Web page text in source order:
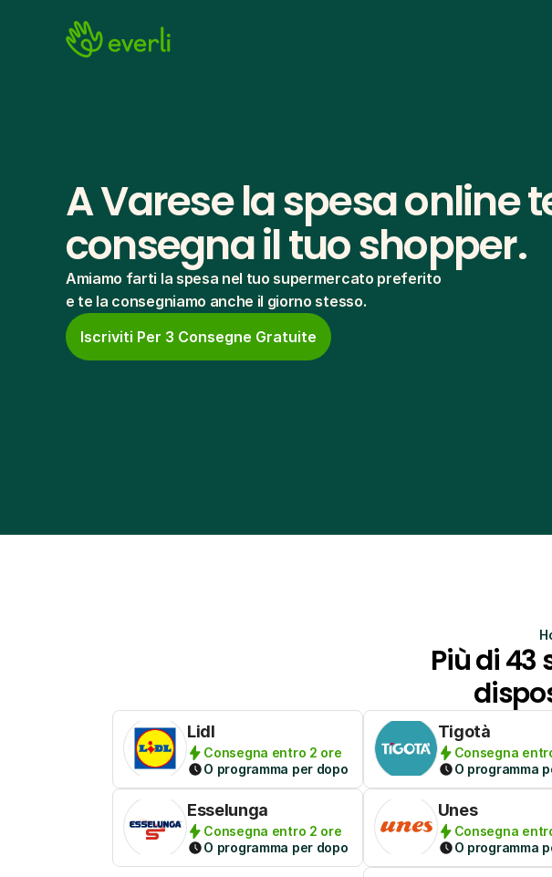
A Varese la spesa online
consegna il tuo shopper.
Amiamo farti la spesa nel tuo supermercato preferito
e te la consegniamo anche il giorno stesso.
Iscriviti Per 3 Consegne Gratuite
Più di
Lidl
Consegna entro 2 ore
O programma per dopo
Tigotà
Consegna
O programma
Esselunga
Consegna entro 2 ore
O programma per dopo
Unes
Consegna
O programma